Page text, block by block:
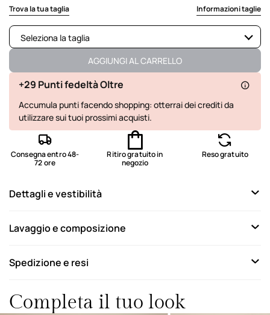
selected
Trova la tua taglia Informazioni taglie
Seleziona la taglia
Disponibile
Disponibile
Disponibile
Disponibile
AGGIUNGI AL CARRELLO
+29 Punti fedeltà Oltre
Accumula punti facendo shopping: otterrai dei crediti da
utilizzare sui tuoi prossimi acquisti.
Consegna entro 48-
72 ore
Ritiro gratuito in
negozio
Reso gratuito
Dettagli e vestibilità
Lavaggio e composizione
Spedizione e resi
Completa il tuo look